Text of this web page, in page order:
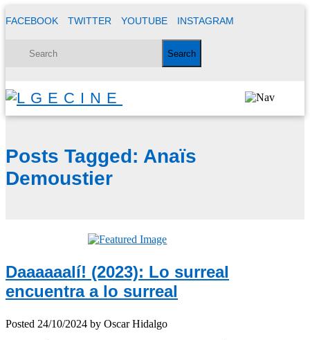
FACEBOOK TWITTER YOUTUBE INSTAGRAM
Posts Tagged: Anaïs
Demoustier
Daaaaaalí! (2023): Lo surreal
encuentra a lo surreal
Posted 24/10/2024 by Oscar Hidalgo